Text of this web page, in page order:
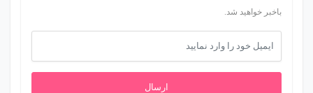
باخبر خواهید شد.
ارسال